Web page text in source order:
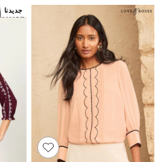
Eastpak
Bags & Backpacks
Caps
Belts
Jumpers
Polo Shirts
All Girls Sports & Swimwear
T-Shirts
Bags & Backpacks
Lunchboxes
Caps
Bags
Blouses
جديدنا